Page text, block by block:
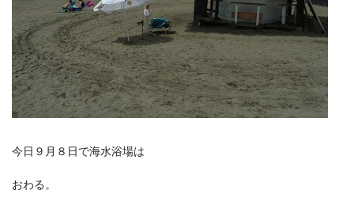
今日９月８日で海水浴場は
おわる。